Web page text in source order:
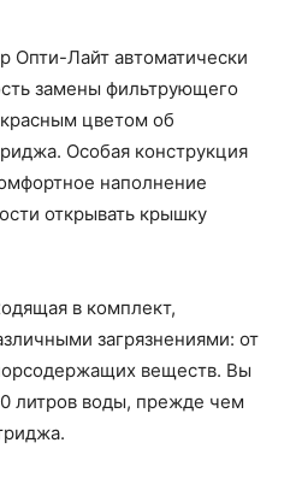
Опти-Лайт автоматически
замены фильтрующего
цветом об
Особая конструкция
наполнение
открывать крышку
в комплект,
загрязнениями: от
веществ. Вы
литров воды, прежде чем